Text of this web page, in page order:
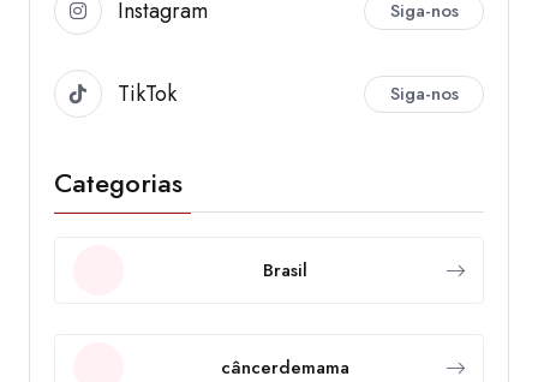
Instagram Siga-nos
TikTok Siga-nos
Categorias
Brasil
câncerdemama